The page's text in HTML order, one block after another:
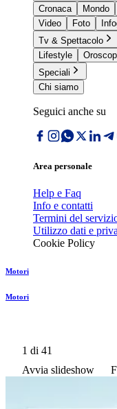
Cronaca
Mondo
Video
Foto
Tv & Spettacolo
Lifestyle
Speciali
Chi siamo
Seguici anche su
Area personale
Help e Faq
Info e contatti
Termini del
Utilizzo dati e
Cookie Policy
Motori
Motori
1 di 41
Avvia slideshow